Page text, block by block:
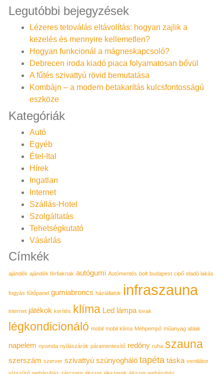
Legutóbbi bejegyzések
Lézeres tetoválás eltávolítás: hogyan zajlik a
kezelés és mennyire kellemetlen?
Hogyan funkcionál a mágneskapcsoló?
Debrecen iroda kiadó piaca folyamatosan bővül
A fűtés szivattyú rövid bemutatása
Kombájn – a modern betakarítás kulcsfontosságú
eszköze
Kategóriák
Autó
Egyéb
Étel-Ital
Hírek
Ingatlan
Internet
Szállás-Hotel
Szolgáltatás
Tehetségkutató
Vásárlás
Címkék
ajándék ajándék férfiaknak autógumi Autómentés bolt budapest cipő eladó lakás
fogyás fűtőpanel gumiabroncs háziállatok infraszauna
internet játékok kerítés klíma Led lámpa lovak
légkondicionáló mobil mobil klíma Méhpempő műanyag ablak
napelem nyomda nyílászárók páramentesítő redőny ruha szauna
szerszám szerver szivattyú szúnyogháló tapéta táska ventilátor